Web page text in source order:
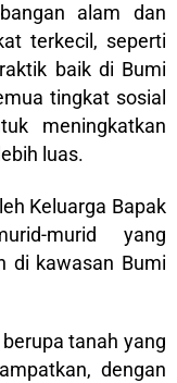
alam dan
terkecil, seperti
baik di Bumi
tingkat sosial
meningkatkan
luas.
Keluarga Bapak
murid yang
di kawasan Bumi
tanah yang
dengan